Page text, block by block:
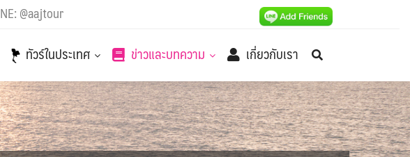
@aajtour
ทัวร์ในประเทศ ข่าวและบทความ เกี่ยวกับเรา